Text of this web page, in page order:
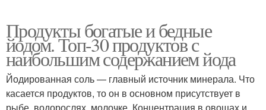
Продукты богатые и бедные
йодом. Топ-30 продуктов с
наибольшим содержанием йода
Йодированная соль — главный источник минерала. Что
касается продуктов, то он в основном присутствует в